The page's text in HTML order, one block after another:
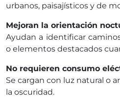
urbanos, paisajísticos y de
Mejoran la orientación
Ayudan a identificar
o elementos destacados
No requieren consumo
Se cargan con luz natural o
la oscuridad.